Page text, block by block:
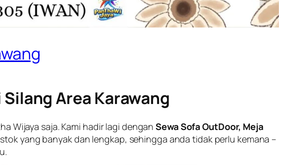
Area Karawang
Wijaya saja. Kami hadir lagi denganSewa Sofa OutDoor, Meja
yang banyak dan lengkap, sehingga anda tidak perlu kemana –